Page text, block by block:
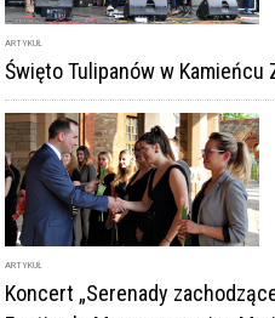
ARTYKUŁ
Święto Tulipanów w
ARTYKUŁ
Koncert „Serenady